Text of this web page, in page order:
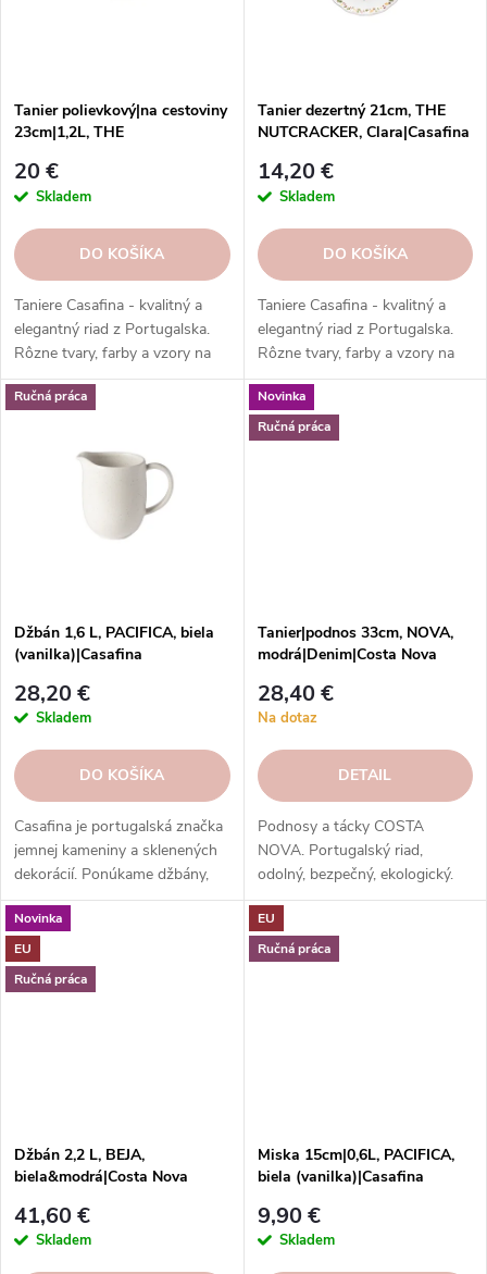
u
k
t
o
v
d
u
k
t
v
Tanier polievkový|na cestoviny
23cm|1,2L, THE
20 €
Skladem
DO KOŠÍKA
Taniere Casafina - kvalitný a
elegantný riad z Portugalska.
Rôzne tvary, farby a vzory na
každú príležitosť. Taniere
Casafina - radosť zo života.
Tanier dezertný 21cm, THE
NUTCRACKER, Clara|Casafina
14,20 €
Skladem
DO KOŠÍKA
Taniere Casafina - kvalitný a
elegantný riad z Portugalska.
Rôzne tvary, farby a vzory na
každú príležitosť. Taniere
Casafina - radosť zo života.
Ručná práca
Džbán 1,6 L, PACIFICA, biela
(vanilka)|Casafina
28,20 €
Skladem
DO KOŠÍKA
Casafina je portugalská značka
jemnej kameniny a sklenených
dekorácií. Ponúkame džbány,
karafy a fľaše s rôznym
dizajnom, ktoré ozdobia váš
stôl a domácnosť. Objednajte si
ešte dnes!
Novinka
Ručná práca
Tanier|podnos 33cm, NOVA,
modrá|Denim|Costa Nova
28,40 €
Na dotaz
DETAIL
Podnosy a tácky COSTA
NOVA. Portugalský riad,
odolný, bezpečný, ekologický.
Na servírovanie jedál, nápojov,
dezertov.
Novinka
EU
Ručná práca
Džbán 2,2 L, BEJA,
biela&modrá|Costa Nova
41,60 €
Skladem
EU
Ručná práca
Miska 15cm|0,6L, PACIFICA,
biela (vanilka)|Casafina
9,90 €
Skladem